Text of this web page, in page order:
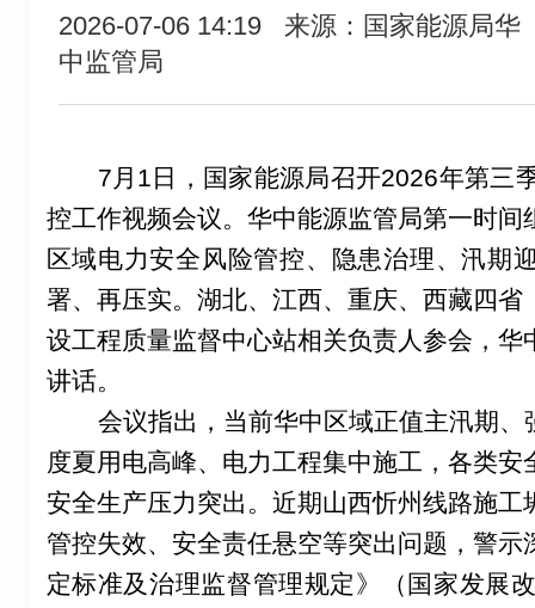
2026-07-06 14:19
来源：国家能源局华
中监管局
7 月 1 日，国家能源局召开2026年第三
控工作视频会议。华中能源监管局第一时
区域电力安全风险管控、隐患治理、汛期
署、再压实。湖北、江西、重庆、西藏四
设工程质量监督中心站相关负责人参会，
讲话。
会议指出，当前华中区域正值主汛期
度夏用电高峰、电力工程集中施工，各类
安全生产压力突出。近期山西忻州线路施
管控失效、安全责任悬空等突出问题，警
定标准及治理监督管理规定》（国家发展